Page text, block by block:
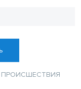
ПРОИСШЕСТВИЯ